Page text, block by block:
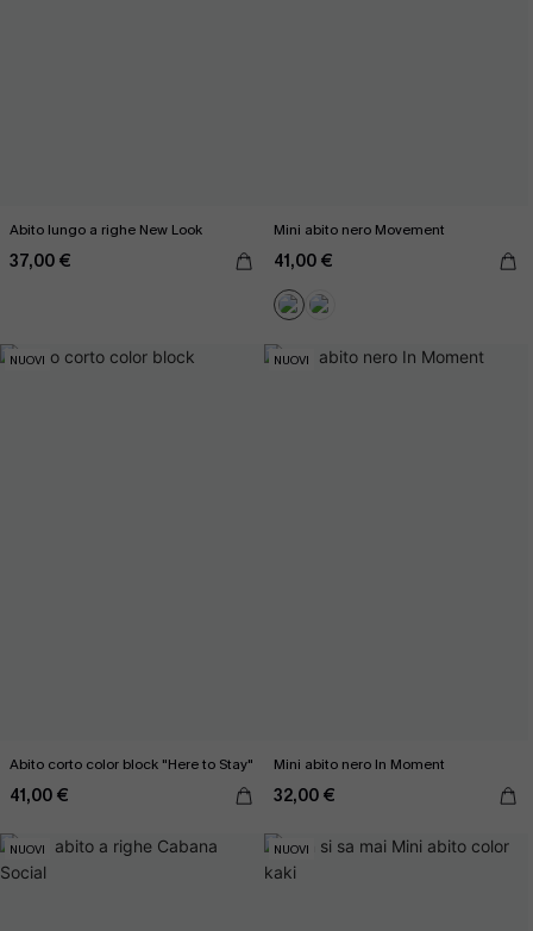
Abito lungo a righe New Look
37,00 €
Mini abito nero Movement
41,00 €
NUOVI
Abito corto color block "Here to Stay"
41,00 €
NUOVI
Mini abito nero In Moment
32,00 €
NUOVI NUOVI